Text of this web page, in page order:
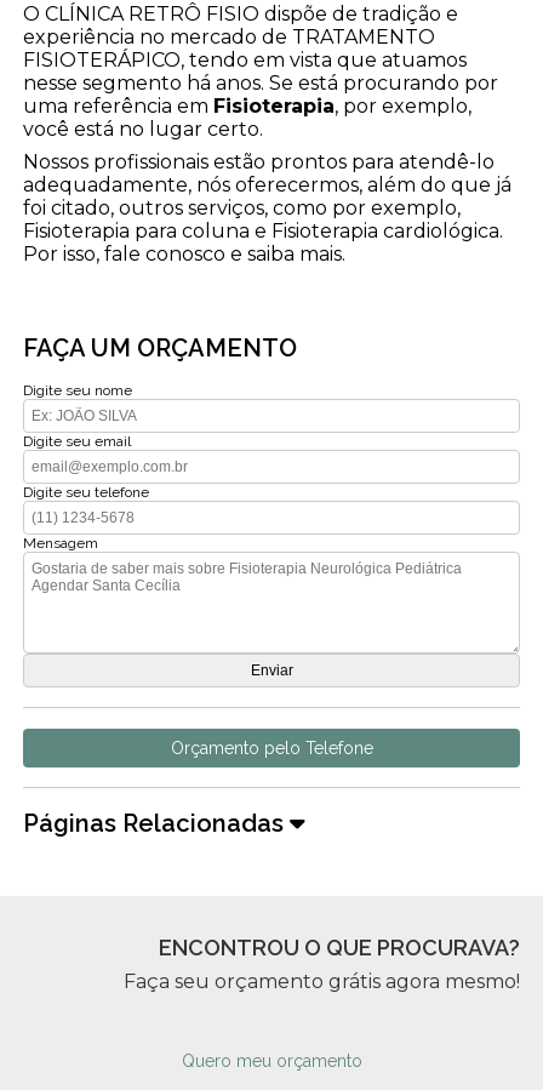
O CLÍNICA RETRÔ FISIO dispõe de tradição e
experiência no mercado de TRATAMENTO
FISIOTERÁPICO, tendo em vista que atuamos
nesse segmento há anos. Se está procurando por
uma referência em Fisioterapia, por exemplo,
você está no lugar certo.
Nossos profissionais estão prontos para atendê-lo
adequadamente, nós oferecermos, além do que já
foi citado, outros serviços, como por exemplo,
Fisioterapia para coluna e Fisioterapia cardiológica.
Por isso, fale conosco e saiba mais.
FAÇA UM ORÇAMENTO
Digite seu nome
Digite seu email
Digite seu telefone
Mensagem
Orçamento pelo Telefone
Páginas Relacionadas
ENCONTROU O QUE PROCURAVA?
Faça seu orçamento grátis agora mesmo!
Quero meu orçamento